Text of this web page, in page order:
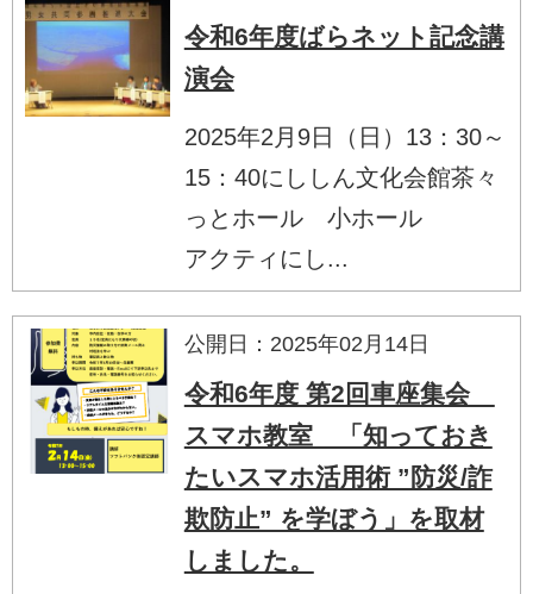
令和6年度ばらネット記念講
演会
2025年2月9日（日）13：30～
15：40にししん文化会館茶々
っとホール 小ホール
アクティにし...
公開日：2025年02月14日
令和6年度 第2回車座集会
スマホ教室 「知っておき
たいスマホ活用術 ”防災/詐
欺防止” を学ぼう」を取材
しました。